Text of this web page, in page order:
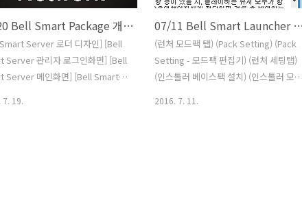
07/20 Bell Smart Package 개발현황 (#222 ~ #230)
Server 로더 디자인] [Bell
Server 관리자 로그인화면] [Bell
Server 메인화면] [Bell Smart
7. 19.
07/11 Bell Smart Launcher 개발현황
(런처 모드팩 탭) (Pack Setting) (Pack
Setting - 모드팩 편집기) (런처 세팅탭)
(인스톨러 베이스팩 설치) (인스톨러 모드
2016. 7. 11.